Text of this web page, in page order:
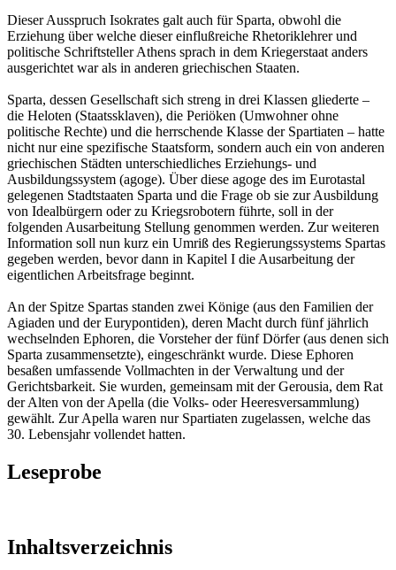
Dieser Ausspruch Isokrates galt auch für Sparta, obwohl die
Erziehung über welche dieser einflußreiche Rhetoriklehrer und
politische Schriftsteller Athens sprach in dem Kriegerstaat anders
ausgerichtet war als in anderen griechischen Staaten.
Sparta, dessen Gesellschaft sich streng in drei Klassen gliederte –
die Heloten (Staatssklaven), die Periöken (Umwohner ohne
politische Rechte) und die herrschende Klasse der Spartiaten – hatte
nicht nur eine spezifische Staatsform, sondern auch ein von anderen
griechischen Städten unterschiedliches Erziehungs- und
Ausbildungssystem (agoge). Über diese agoge des im Eurotastal
gelegenen Stadtstaaten Sparta und die Frage ob sie zur Ausbildung
von Idealbürgern oder zu Kriegsrobotern führte, soll in der
folgenden Ausarbeitung Stellung genommen werden. Zur weiteren
Information soll nun kurz ein Umriß des Regierungssystems Spartas
gegeben werden, bevor dann in Kapitel I die Ausarbeitung der
eigentlichen Arbeitsfrage beginnt.
An der Spitze Spartas standen zwei Könige (aus den Familien der
Agiaden und der Eurypontiden), deren Macht durch fünf jährlich
wechselnden Ephoren, die Vorsteher der fünf Dörfer (aus denen sich
Sparta zusammensetzte), eingeschränkt wurde. Diese Ephoren
besaßen umfassende Vollmachten in der Verwaltung und der
Gerichtsbarkeit. Sie wurden, gemeinsam mit der Gerousia, dem Rat
der Alten von der Apella (die Volks- oder Heeresversammlung)
gewählt. Zur Apella waren nur Spartiaten zugelassen, welche das
30. Lebensjahr vollendet hatten.
Leseprobe
Inhaltsverzeichnis